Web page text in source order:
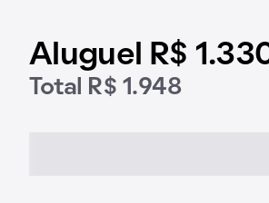
Aluguel R$
Total R$ 1.948